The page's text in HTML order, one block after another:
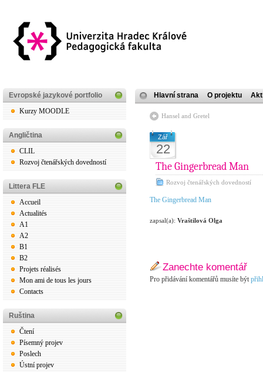
Evropské jazykové portfolio
Kurzy MOODLE
Angličtina
CLIL
Rozvoj čtenářských dovedností
Littera FLE
Accueil
Actualités
A1
A2
B1
B2
Projets réalisés
Mon ami de tous les jours
Contacts
Ruština
Čtení
Písemný projev
Poslech
Ústní projev
Hlavní strana O projektu
Hansel and Gretel
Zář
22
The Gingerbread Man
Rozvoj čtenářských dovedností
The Gingerbread Man
zapsal(a): Vraštilová Olga
Zanechte komentář
Pro přidávání komentářů musíte být